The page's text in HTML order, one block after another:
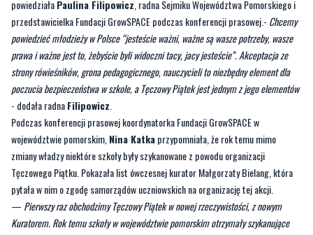
prawa i ważne jest to, żebyście byli widoczni tacy, jacy jesteście”. Akceptacja ze
strony rówieśników, grona pedagogicznego, nauczycieli to niezbędny element dla
poczucia bezpieczeństwa w szkole, a Tęczowy Piątek jest jednym z jego elementów
- dodała radnaFilipowicz.
Podczas konferencji prasowej koordynatorka Fundacji GrowSPACE w
województwie pomorskim,Nina Katkaprzypomniała, że rok temu mimo
zmiany władzy niektóre szkoły były szykanowane z powodu organizacji
Tęczowego Piątku. Pokazała list ówczesnej kurator Małgorzaty Bielang, która
pytała w nim o zgodę samorządów uczniowskich na organizację tej akcji.
—Pierwszy raz obchodzimy Tęczowy Piątek w nowej rzeczywistości, z nowym
Kuratorem. Rok temu szkoły w województwie pomorskim otrzymały szykanujące
listy z pytaniami, w tym roku Kuratorium jest z nami. To szczególny moment dla
równości i bezpiecznej przestrzeni w placówkach oświatowych- podkreśliłaNina
Katka.